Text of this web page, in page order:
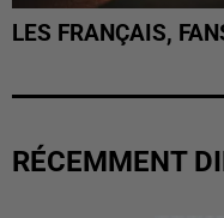
LES FRANÇAIS,
RÉCEMMENT